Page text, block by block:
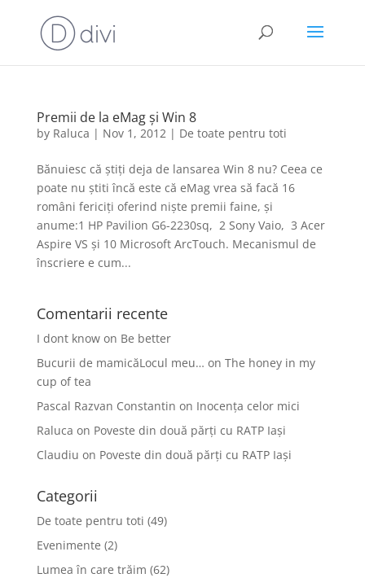
Premii de la eMag și Win 8
by Raluca | Nov 1, 2012| De toate pentru toti
Bănuiesc că știți deja de lansarea Win 8 nu? Ceea ce
poate nu știti încă este că eMag vrea să facă 16
români fericiți oferind niște premii faine, și
anume:1 HP Pavilion G6-2230sq, 2 Sony Vaio, 3 Acer
Aspire VS și 10 Microsoft ArcTouch. Mecanismul de
înscriere e cum...
Comentarii recente
I dont knowon Be better
Bucurii de mamicăLocul meu… on The honey in my
cup of tea
Pascal Razvan Constantin on Inocența celor mici
Raluca on Poveste din două părți cu RATP Iași
Claudiu on Poveste din două părți cu RATP Iași
Categorii
De toate pentru toti (49)
Evenimente (2)
Lumea în care trăim (62)